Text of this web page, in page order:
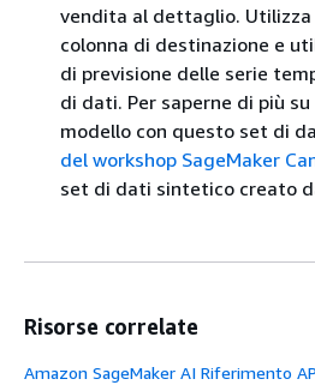
vendita al dettaglio. Utilizza
colonna di destinazione e
di previsione delle serie
di dati. Per saperne di più
modello con questo set di
del workshop SageMaker
set di dati sintetico creato
Risorse correlate
Amazon SageMaker AI Riferimento